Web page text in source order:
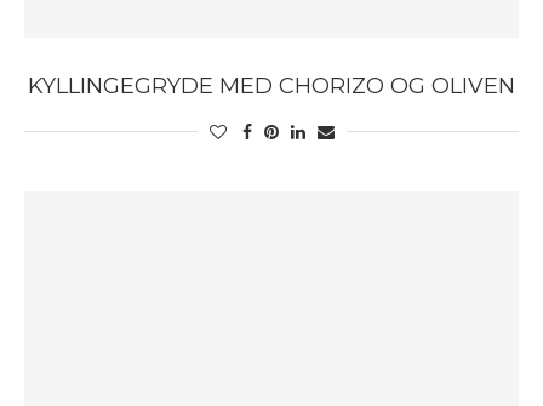
KYLLINGEGRYDE MED CHORIZO OG OLIVEN